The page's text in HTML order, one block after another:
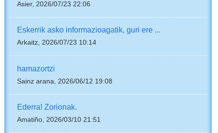
Asier, 2026/07/23 22:06
Eskerrik asko informazioagatik, guri ere ...
Arkaitz, 2026/07/23 10:14
hamazortzi
Sainz arana, 2026/06/12 19:08
Ederra! Zorionak.
Amatiño, 2026/03/10 21:51